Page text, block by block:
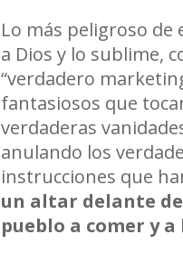
Lo más peligroso
a Dios y lo sublime,
“verdadero
fantasiosos que
verdaderas
anulando los
instrucciones que
un altar delante
pueblo a comer y